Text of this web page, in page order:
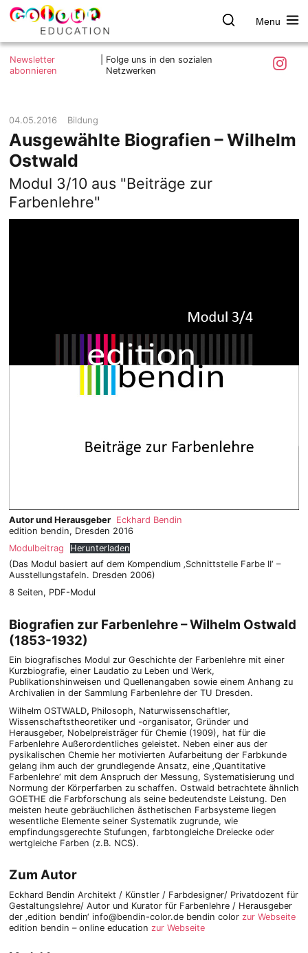
Skip
colour.education
Farbe
entdecken
Menu
Was ist colour.education?
Ziele und Mitmachen
Impressum
Datenschutzerklärung
Newsletter
abonnieren
Folge uns in den sozialen
Netzwerken
04.05.2016 Bildung
Ausgewählte Biografien – Wilhelm
Ostwald
Modul 3/10 aus "Beiträge zur
Farbenlehre"
Autor und Herausgeber
Eckhard Bendin
edition bendin, Dresden 2016
Modulbeitrag
Herunterladen
(Das Modul basiert auf dem Kompendium ‚Schnittstelle Farbe II‘ –
Ausstellungstafeln. Dresden 2006)
8 Seiten, PDF-Modul
Biografien zur Farbenlehre –Wilhelm Ostwald
(1853-1932)
Ein biografisches Modul zur Geschichte der Farbenlehre mit einer
Kurzbio­grafie, einer Laudatio zu Leben und Werk,
Publikationshinweisen und Quellenangaben sowie einem Anhang zu
Archivalien in der Sammlung Farbenlehre der TU Dresden.
Wilhelm OSTWALD, Philosoph, Naturwissenschaftler,
Wissenschaftstheoretiker und -organisator, Gründer und
Herausgeber, Nobelpreisträger für Chemie (1909), hat für die
Farbenlehre Außerordentliches geleistet. Neben einer aus der
pysikalischen Chemie her motivierten Aufarbeitung der Farbkunde
gelang ihm auch der grundlegende Ansatz, eine ‚Quantitative
Farbenlehre‘ mit dem Anspruch der Messung, Systematisierung und
Normung der Körperfarben zu schaffen. Ostwald betrachtete ähnlich
GOETHE die Farbforschung als seine bedeutendste Leistung. Den
meisten heute gebräuchlichen ästhetischen Farbsysteme liegen
wesentliche Elemente seiner Systematik zugrunde, wie
empfindungsgerechte Stufungen, farbtongleiche Dreiecke oder
wertgleiche Farben (z.B. NCS).
Zum Autor
Eckhard Bendin Architekt / Künstler / Farbdesigner/ Privatdozent für
Gestaltungslehre/ Autor und Kurator für Farbenlehre / Herausgeber
der ‚edition bendin‘ info@bendin-color.de bendin color zur Webseite
edition bendin – online education zur Webseite